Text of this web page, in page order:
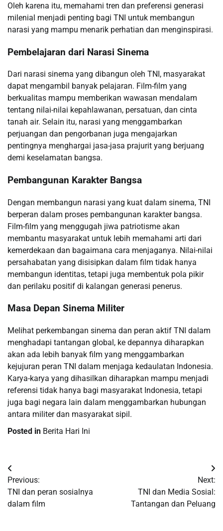
Oleh karena itu, memahami tren dan preferensi generasi
milenial menjadi penting bagi TNI untuk membangun
narasi yang mampu menarik perhatian dan menginspirasi.
Pembelajaran dari Narasi Sinema
Dari narasi sinema yang dibangun oleh TNI, masyarakat
dapat mengambil banyak pelajaran. Film-film yang
berkualitas mampu memberikan wawasan mendalam
tentang nilai-nilai kepahlawanan, persatuan, dan cinta
tanah air. Selain itu, narasi yang menggambarkan
perjuangan dan pengorbanan juga mengajarkan
pentingnya menghargai jasa-jasa prajurit yang berjuang
demi keselamatan bangsa.
Pembangunan Karakter Bangsa
Dengan membangun narasi yang kuat dalam sinema, TNI
berperan dalam proses pembangunan karakter bangsa.
Film-film yang menggugah jiwa patriotisme akan
membantu masyarakat untuk lebih memahami arti dari
kemerdekaan dan bagaimana cara menjaganya. Nilai-nilai
persahabatan yang disisipkan dalam film tidak hanya
membangun identitas, tetapi juga membentuk pola pikir
dan perilaku positif di kalangan generasi penerus.
Masa Depan Sinema Militer
Melihat perkembangan sinema dan peran aktif TNI dalam
menghadapi tantangan global, ke depannya diharapkan
akan ada lebih banyak film yang menggambarkan
kejujuran peran TNI dalam menjaga kedaulatan Indonesia.
Karya-karya yang dihasilkan diharapkan mampu menjadi
referensi tidak hanya bagi masyarakat Indonesia, tetapi
juga bagi negara lain dalam menggambarkan hubungan
antara militer dan masyarakat sipil.
Posted in Berita Hari Ini
Post
navigation
Previous:
TNI dan peran sosialnya
dalam film
Next:
TNI dan Media Sosial:
Tantangan dan Peluang